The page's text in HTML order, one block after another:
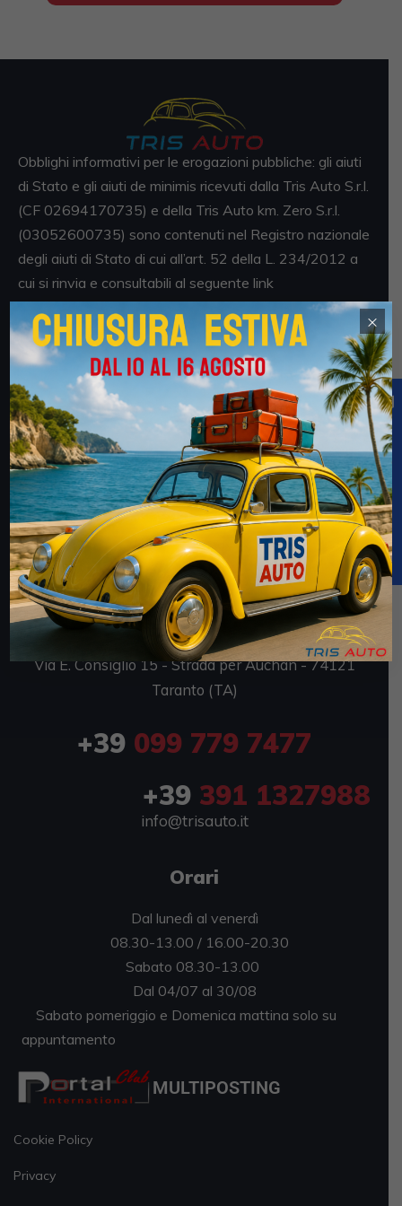
Obblighi informativi per le erogazioni pubbliche: gli aiuti
di Stato e gli aiuti de minimis ricevuti dalla Tris Auto S.r.l.
(CF 02694170735) e della Tris Auto km. Zero S.r.l.
(03052600735) sono contenuti nel Registro nazionale
degli aiuti di Stato di cui all’art. 52 della L. 234/2012 a
cui si rinvia e consultabili al seguente link
https://www.rna.gov.it/RegistroNazionaleTrasparenza/
faces/pages/TrasparenzaAiuto.jspx
Sedi
TRIS AUTO SRL
Via E. Consiglio 7 - Strada per Auchan - 74121
Taranto (TA)
P.IVA 02694170735
TRIS AUTO OUTLET
Via E. Consiglio 15 - Strada per Auchan - 74121
Taranto (TA)
+39 099 779 7477
+39 391 1327988
info@trisauto.it
Orari
Dal lunedì al venerdì
08.30-13.00 / 16.00-20.30
Sabato 08.30-13.00
Dal 04/07 al 30/08
Sabato pomeriggio e Domenica mattina solo su
appuntamento
MULTIPOSTING
Cookie Policy
Privacy
×